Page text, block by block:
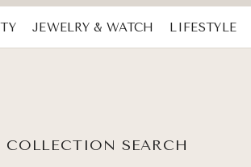
JEWELRY & WATCH LIFESTYLE
COLLECTION SEARCH